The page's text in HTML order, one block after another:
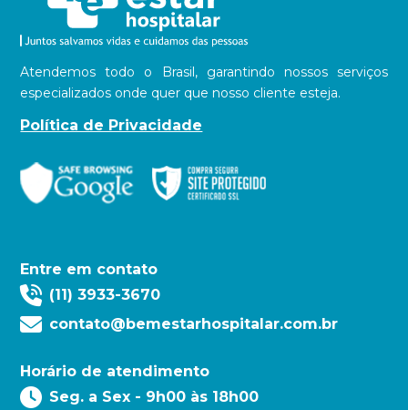
Atendemos todo o Brasil, garantindo nossos serviços
especializados onde quer que nosso cliente esteja.
Política de Privacidade
Entre em contato
(11) 3933-3670
contato@bemestarhospitalar.com.br
Horário de atendimento
Seg. a Sex - 9h00 às 18h00